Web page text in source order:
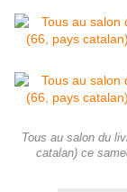
Tous au salon du
catalan) ce